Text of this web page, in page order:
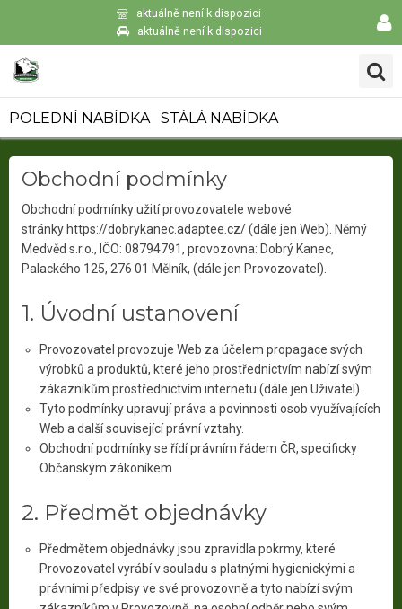
aktuálně není k dispozici
aktuálně není k dispozici
POLEDNÍ NABÍDKA STÁLÁ NABÍDKA
Obchodní podmínky
Obchodní podmínky užití provozovatele webové
stránky https://dobrykanec.adaptee.cz/ (dále jen Web). Němý
Medvěd s.r.o., IČO: 08794791, provozovna: Dobrý Kanec,
Palackého 125, 276 01 Mělník, (dále jen Provozovatel).
1. Úvodní ustanovení
Provozovatel provozuje Web za účelem propagace svých
výrobků a produktů, které jeho prostřednictvím nabízí svým
zákazníkům prostřednictvím internetu (dále jen Uživatel).
Tyto podmínky upravují práva a povinnosti osob využívajících
Web a další související právní vztahy.
Obchodní podmínky se řídí právním řádem ČR, specificky
Občanským zákoníkem
2. Předmět objednávky
Předmětem objednávky jsou zpravidla pokrmy, které
Provozovatel vyrábí v souladu s platnými hygienickými a
právními předpisy ve své provozovně a tyto nabízí svým